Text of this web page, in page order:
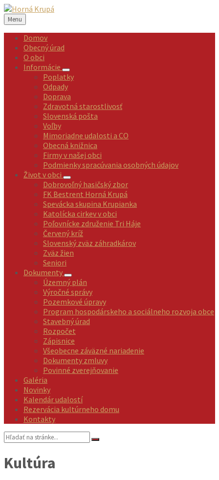
Preskočiť
na
obsah
Preskočiť
na
ľavý
panel
Preskočiť
na
pravý
panel
Preskočiť
na
pätičku
Menu
Domov
Obecný úrad
O obci
Informácie
Poplatky
Odpady
Doprava
Zdravotná starostlivosť
Slovenská pošta
Voľby
Mimoriadne udalosti a CO
Obecná knižnica
Firmy v našej obci
Podmienky spracúvania osobných údajov
Život v obci
Dobrovoľný hasičský zbor
FK Bestrent Horná Krupá
Spevácka skupina Krupianka
Katolícka cirkev v obci
Poľovnícke združenie Tri Háje
Červený kríž
Slovenský zväz záhradkárov
Zväz žien
Seniori
Dokumenty
Územný plán
Výročné správy
Pozemkové úpravy
Program hospodárskeho a sociálneho rozvoja obce
Stavebný úrad
Rozpočet
Zápisnice
Všeobecne záväzné nariadenie
Dokumenty zmluvy
Povinné zverejňovanie
Galéria
Novinky
Kalendár udalostí
Rezervácia kultúrneho domu
Kontakty
Vyhľadávanie:
Kultúra